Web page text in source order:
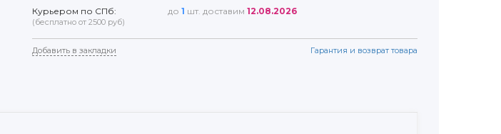
Курьером по СПб:
(бесплатно от 2500 руб)
до 1 шт. доставим 12.08.2026
Добавить в закладки Гарантия и возврат товара